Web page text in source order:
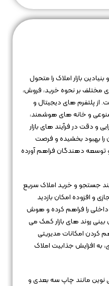
بازار املاک را متحول
مختلف بر نحوه خرید، فروش،
. از پلتفرم‌ های دیجیتال و
و خانه‌ های هوشمند،
و دقت در فرآیند های بازار
را بهبود بخشیده و فرصت‌
توسعه‌ دهندگان فراهم آورده‌
جستجو و خرید املاک سریع‌
و افزوده امکان بازدید
را فراهم کرده و هوش
روند های بازار کمک می‌
کردن امکانات مدیریتی
به افزایش جذابیت املاک
نوین مانند چاپ سه‌ بعدی و